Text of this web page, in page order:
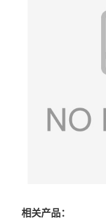
相关产品：